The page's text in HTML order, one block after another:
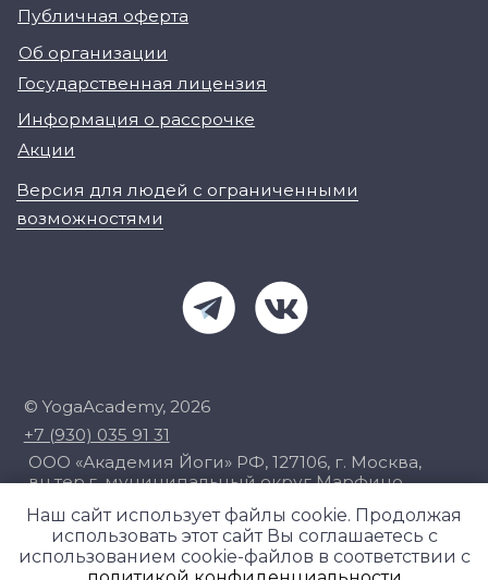
Наш сайт использует файлы cookie. Продолжая
использовать этот сайт Вы соглашаетесь с
использованием cookie-файлов в соответствии с